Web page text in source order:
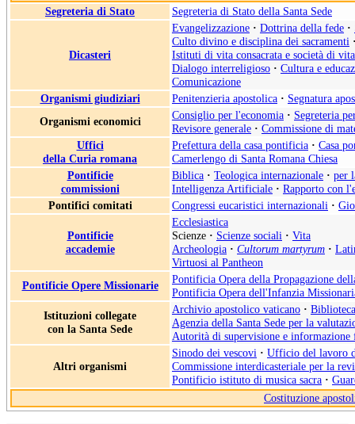
Segreteria di Stato Segreteria di Stato della Santa Sede
Dicasteri
Evangelizzazione · Dottrina della fede ·
Culto divino e disciplina dei sacramenti
Istituti di vita consacrata e società di
Dialogo interreligioso · Cultura e
Comunicazione
Organismi giudiziari
Penitenzieria apostolica · Segnatura
Organismi economici
Consiglio per l'economia · Segreteria
Revisore generale · Commissione di
Uffici
della Curia romana
Prefettura della casa pontificia · Casa
Camerlengo di Santa Romana Chiesa
Pontificie
commissioni
Biblica · Teologica internazionale · per
Intelligenza Artificiale · Rapporto con
Pontifici comitati
Congressi eucaristici internazionali ·
Pontificie
accademie
Ecclesiastica
Scienze · Scienze sociali · Vita
Archeologia · Cultorum martyrum ·
Virtuosi al Pantheon
Pontificie Opere Missionarie
Pontificia Opera della Propagazione
Pontificia Opera dell'Infanzia
Istituzioni collegate
con la Santa Sede
Archivio apostolico vaticano ·
Agenzia della Santa Sede per la
Autorità di supervisione e informazione
Altri organismi
Sinodo dei vescovi · Ufficio del lavoro
Commissione interdicasteriale per la
Pontificio istituto di musica sacra ·
Costituzione